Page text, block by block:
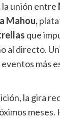
unión entre
Mahou,
que
al directo.
eventos más
la gira
meses.